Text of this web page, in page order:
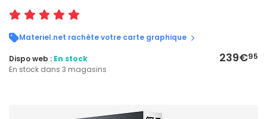
Materiel.net rachète votre carte graphique
239€95
Dispo web : En stock
En stock dans 3 magasins